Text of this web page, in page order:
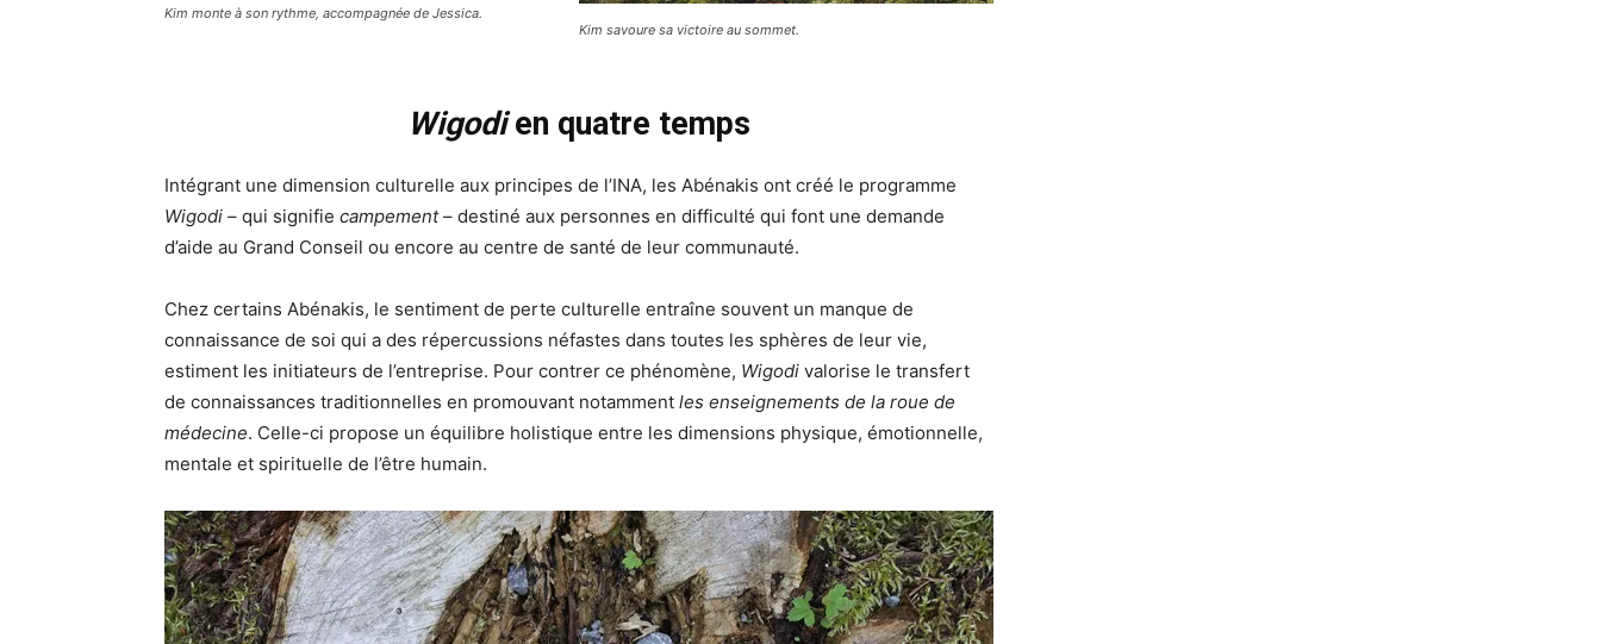
Kim monte à son rythme, accompagnée de Jessica.
Kim savoure sa victoire au sommet.
Wigodien quatre temps
Intégrant une dimension culturelle aux principes de l’INA, les Abénakis ont créé le programme
Wigodi – qui signifie campement– destiné aux personnes en difficulté qui font une demande
d’aide au Grand Conseil ou encore au centre de santé de leur communauté.
Chez certains Abénakis, le sentiment de perte culturelle entraîne souvent un manque de
connaissance de soi qui a des répercussions néfastes dans toutes les sphères de leur vie,
estiment les initiateurs de l’entreprise. Pour contrer ce phénomène, Wigodi valorise le transfert
de connaissances traditionnelles en promouvant notamment les enseignements de la roue de
médecine. Celle-ci propose un équilibre holistique entre les dimensions physique, émotionnelle,
mentale et spirituelle de l’être humain.